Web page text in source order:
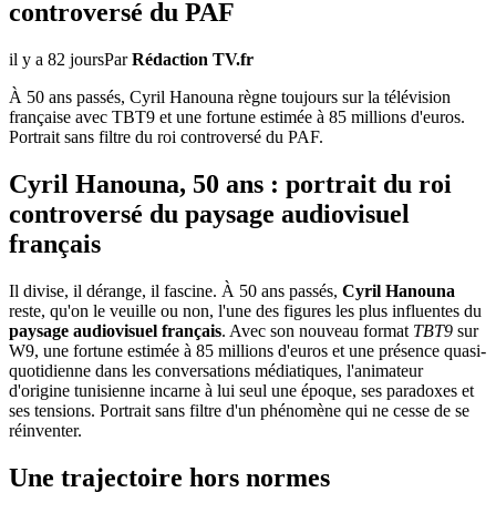
controversé du PAF
il y a 82 joursParRédaction TV.fr
À 50 ans passés, Cyril Hanouna règne toujours sur la télévision
française avec TBT9 et une fortune estimée à 85 millions d'euros.
Portrait sans filtre du roi controversé du PAF.
Cyril Hanouna, 50 ans : portrait du roi
controversé du paysage audiovisuel
français
Il divise, il dérange, il fascine. À 50 ans passés, Cyril Hanouna
reste, qu'on le veuille ou non, l'une des figures les plus influentes du
paysage audiovisuel français. Avec son nouveau format TBT9 sur
W9, une fortune estimée à 85 millions d'euros et une présence quasi-
quotidienne dans les conversations médiatiques, l'animateur
d'origine tunisienne incarne à lui seul une époque, ses paradoxes et
ses tensions. Portrait sans filtre d'un phénomène qui ne cesse de se
réinventer.
Une trajectoire hors normes